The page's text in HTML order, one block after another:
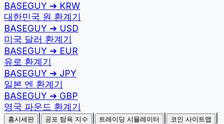
BASEGUY ➔ KRW
대한민국 원 환계기
BASEGUY ➔ USD
미국 달러 환계기
BASEGUY ➔ EUR
유로 환계기
BASEGUY ➔ JPY
일본 엔 환계기
BASEGUY ➔ GBP
영국 파운드 환계기
홈시세판 공포 탐욕 지수 트레이딩 시뮬레이터 코인 사이트맵